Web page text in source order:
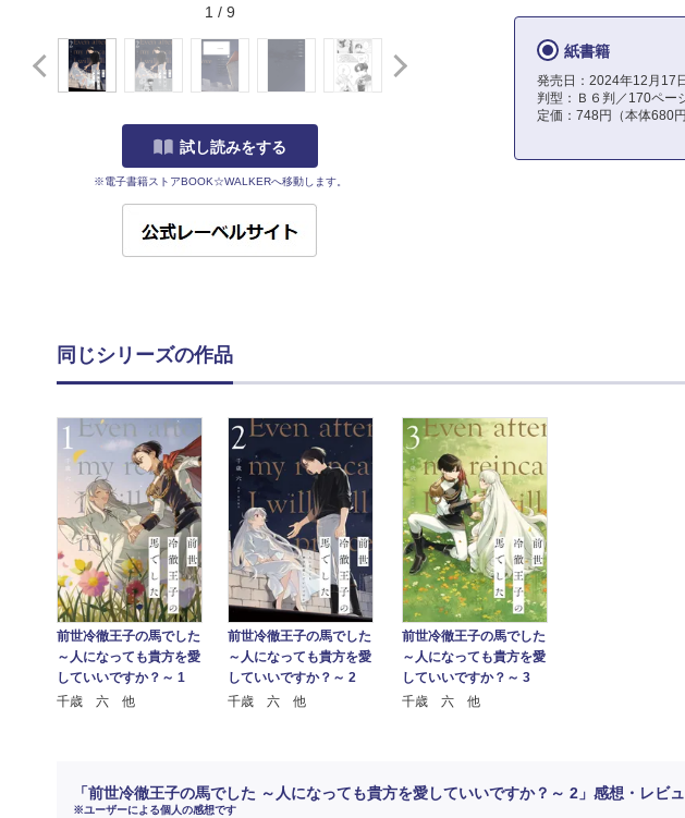
1 / 9
試し読みをする
※電子書籍ストアBOOK☆WALKERへ移動します。
紙書籍
発売日：2024年12月17日
判型：Ｂ６判／170ペー
定価：748円（本体680円
同じシリーズの作品
前世冷徹王子の馬でした
～人になっても貴方を愛
していいですか？～ 1
千歳 六 他
前世冷徹王子の馬でした
～人になっても貴方を愛
していいですか？～ 2
千歳 六 他
前世冷徹王子の馬でした
～人になっても貴方を愛
していいですか？～ 3
千歳 六 他
「前世冷徹王子の馬でした ～人になっても貴方を愛していいですか？～ 2」感想・レビ
※ユーザーによる個人の感想です